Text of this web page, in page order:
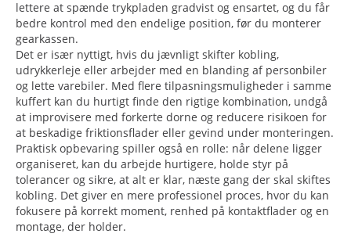
lettere at spænde trykpladen gradvist og ensartet, og du får
bedre kontrol med den endelige position, før du monterer
gearkassen.
Det er især nyttigt, hvis du jævnligt skifter kobling,
udrykkerleje eller arbejder med en blanding af personbiler
og lette varebiler. Med flere tilpasningsmuligheder i samme
kuffert kan du hurtigt finde den rigtige kombination, undgå
at improvisere med forkerte dorne og reducere risikoen for
at beskadige friktionsflader eller gevind under monteringen.
Praktisk opbevaring spiller også en rolle: når delene ligger
organiseret, kan du arbejde hurtigere, holde styr på
tolerancer og sikre, at alt er klar, næste gang der skal skiftes
kobling. Det giver en mere professionel proces, hvor du kan
fokusere på korrekt moment, renhed på kontaktflader og en
montage, der holder.